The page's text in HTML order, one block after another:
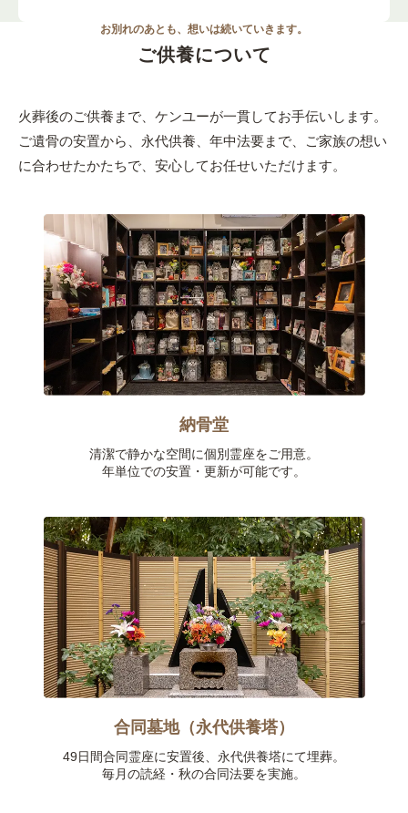
お別れのあとも、想いは続いていきます。
ご供養について
火葬後のご供養まで、ケンユーが一貫してお手伝いします。
ご遺骨の安置から、永代供養、年中法要まで、
ご家族の想い
に合わせたかたちで、安心してお任せいただけます。
納骨堂
清潔で静かな空間に個別霊座をご用意。
年単位での安置・更新が可能です。
合同墓地（永代供養塔）
49日間合同霊座に安置後、永代供養塔にて埋葬。
毎月の読経・秋の合同法要を実施。